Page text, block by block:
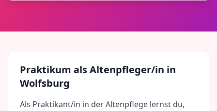
Praktikum alsAltenpfleger/in in
Wolfsburg
Als Praktikant/in in der Altenpflege lernst du,